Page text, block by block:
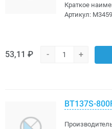
Краткое
Артикул:
53,11 ₽ - +
BT137S-